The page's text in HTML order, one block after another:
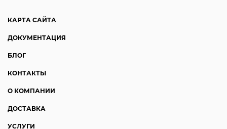
КАРТА САЙТА
ДОКУМЕНТАЦИЯ
БЛОГ
КОНТАКТЫ
О КОМПАНИИ
ДОСТАВКА
УСЛУГИ